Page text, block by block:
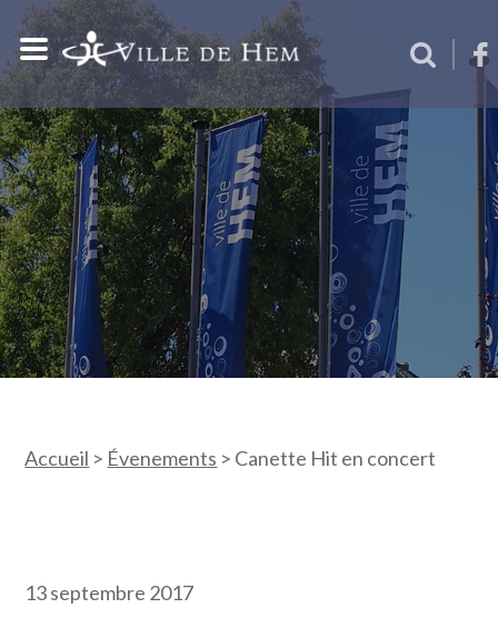
Accueil > Évenements > Canette Hit en concert
13 septembre 2017